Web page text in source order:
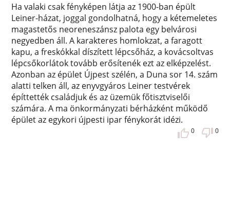
Ha valaki csak fényképen látja az 1900-ban épült
Leiner-házat, joggal gondolhatná, hogy a kétemeletes
magastetős neoreneszánsz palota egy belvárosi
negyedben áll. A karakteres homlokzat, a faragott
kapu, a freskókkal díszített lépcsőház, a kovácsoltvas
lépcsőkorlátok tovább erősítenék ezt az elképzelést.
Azonban az épület Újpest szélén, a Duna sor 14. szám
alatti telken áll, az enyvgyáros Leiner testvérek
építtették családjuk és az üzemük főtisztviselői
számára. A ma önkormányzati bérházként működő
épület az egykori újpesti ipar fénykorát idézi.
0 0